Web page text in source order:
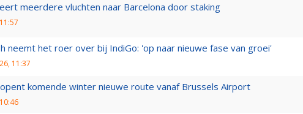
meerdere vluchten naar Barcelona door staking
neemt het roer over bij IndiGo: 'op naar nieuwe fase van groei'
11:37
komende winter nieuwe route vanaf Brussels Airport